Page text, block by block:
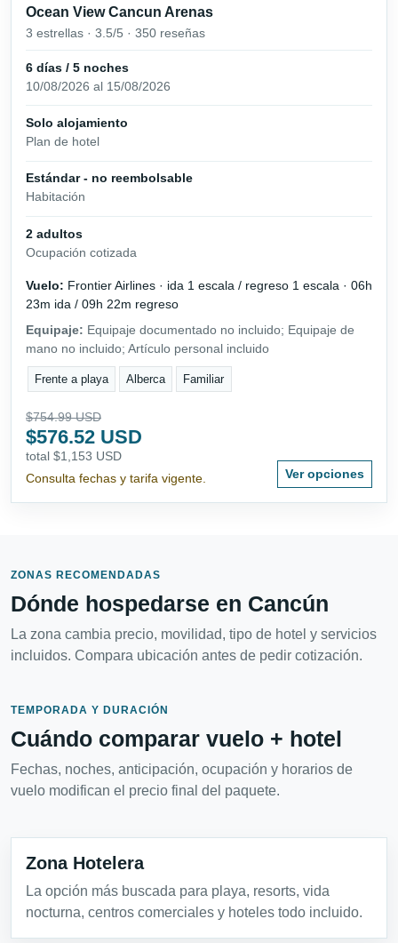
Ocean View Cancun Arenas
3 estrellas · 3.5/5 · 350 reseñas
6 días / 5 noches
10/08/2026 al 15/08/2026
Solo alojamiento
Plan de hotel
Estándar - no reembolsable
Habitación
2 adultos
Ocupación cotizada
Vuelo: Frontier Airlines · ida 1 escala / regreso 1 escala · 06h
23m ida / 09h 22m regreso
Equipaje: Equipaje documentado no incluido; Equipaje de
mano no incluido; Artículo personal incluido
Frente a playa Alberca Familiar
$754.99 USD
$576.52 USD
total $1,153 USD
Consulta fechas y tarifa vigente.
Ver opciones
ZONAS RECOMENDADAS
Dónde hospedarse en Cancún
La zona cambia precio, movilidad, tipo de hotel y servicios
incluidos. Compara ubicación antes de pedir cotización.
TEMPORADA Y DURACIÓN
Cuándo comparar vuelo + hotel
Fechas, noches, anticipación, ocupación y horarios de
vuelo modifican el precio final del paquete.
Zona Hotelera
La opción más buscada para playa, resorts, vida
nocturna, centros comerciales y hoteles todo incluido.